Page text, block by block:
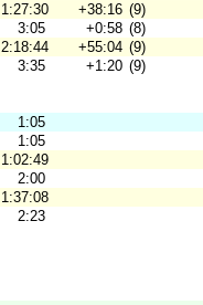
1:27:30
+38:16 (9)
3:05
+0:58 (8)
2:18:44
+55:04 (9)
3:35
+1:20 (9)
1:05
1:05
1:02:49
2:00
1:37:08
2:23